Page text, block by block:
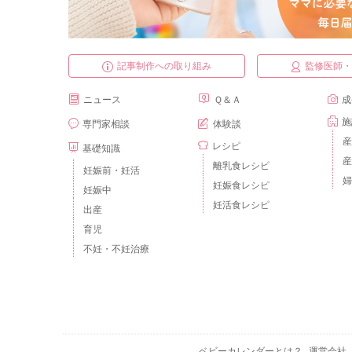
記事制作への取り組み 監修医師
ニュース
専門家相談
基礎知識
妊娠前・妊活
妊娠中
出産
育児
不妊・不妊治療
Ｑ＆Ａ
体験談
レシピ
離乳食レシピ
妊娠食レシピ
妊活食レシピ